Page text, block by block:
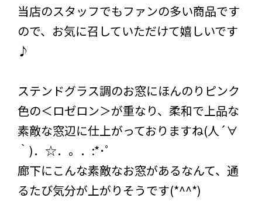
当店のスタッフでもファンの多い商品です
ので、お気に召していただけて嬉しいです
♪
ステンドグラス調のお窓にほんのりピンク
色の＜ロゼロン＞が重なり、柔和で上品な
素敵な窓辺に仕上がっておりますね(人´∀
｀)．☆．。．:*･ﾟ
廊下にこんな素敵なお窓があるなんて、通
るたび気分が上がりそうです(*^^*)